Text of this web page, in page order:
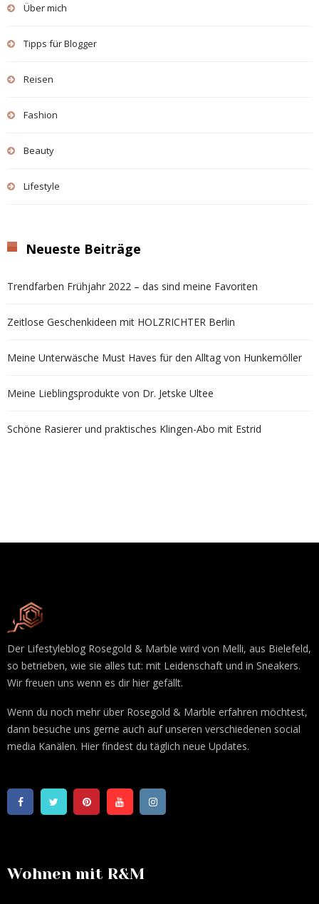
Über mich
Tipps für Blogger
Reisen
Fashion
Beauty
Lifestyle
Neueste Beiträge
Trendfarben Frühjahr 2022 – das sind meine Favoriten
Zeitlose Geschenkideen mit HOLZRICHTER Berlin
Meine Unterwäsche Must Haves für den Alltag von Hunkemöller
Meine Lieblingsprodukte von Dr. Jetske Ultee
Schöne Rasierer und praktisches Klingen-Abo mit Estrid
Der Lifestyleblog Rosegold & Marble wird von Melli, aus Bielefeld,
so betrieben, wie sie alles tut: mit Leidenschaft und in Sneakers.
Wir freuen uns wenn es dir hier gefällt.
Wenn du noch mehr über Rosegold & Marble erfahren möchtest,
dann besuche uns gerne auch auf unseren verschiedenen social
media Kanälen. Hier findest du täglich neue Updates.
Wohnen mit R&M